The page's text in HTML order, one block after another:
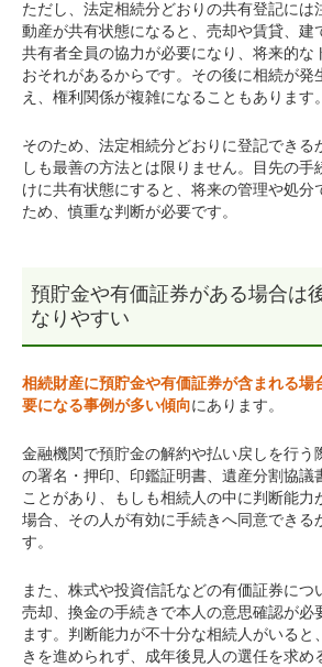
ただし、法定相続分どおりの共有登記には
動産が共有状態になると、売却や賃貸、建
共有者全員の協力が必要になり、将来的な
おそれがあるからです。その後に相続が発
え、権利関係が複雑になることもあります。
そのため、法定相続分どおりに登記できる
しも最善の方法とは限りません。目先の手
けに共有状態にすると、将来の管理や処分
ため、慎重な判断が必要です。
預貯金や有価証券がある場合は
なりやすい
相続財産に預貯金や有価証券が含まれる場
要になる事例が多い傾向にあります。
金融機関で預貯金の解約や払い戻しを行う
の署名・押印、印鑑証明書、遺産分割協議
ことがあり、もしも相続人の中に判断能力
場合、その人が有効に手続きへ同意できる
す。
また、株式や投資信託などの有価証券につ
売却、換金の手続きで本人の意思確認が必
ます。判断能力が不十分な相続人がいると
きを進められず、成年後見人の選任を求め